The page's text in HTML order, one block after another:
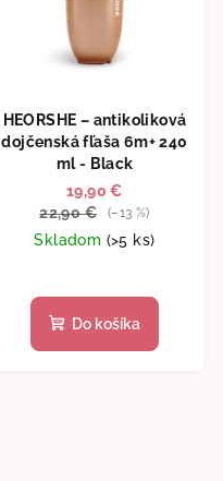
HEORSHE – antikoliková
dojčenská fľaša 6m+ 240
ml - Black
19,90 €
22,90 €
(–13 %)
Skladom (>5 ks)
Do košíka